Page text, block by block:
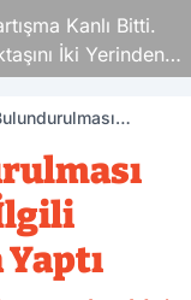
Kanlı Bitti.
İki Yerinden